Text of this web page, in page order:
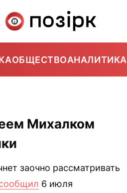
ОБЩЕСТВОАНАЛИТИКА
Михалком
заочно рассматривать
6 июля